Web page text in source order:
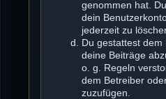
genommen hat.
dein
jederzeit zu
Du gestattest dem
deine Beiträge
o. g. Regeln
dem Betreiber
zuzufügen.